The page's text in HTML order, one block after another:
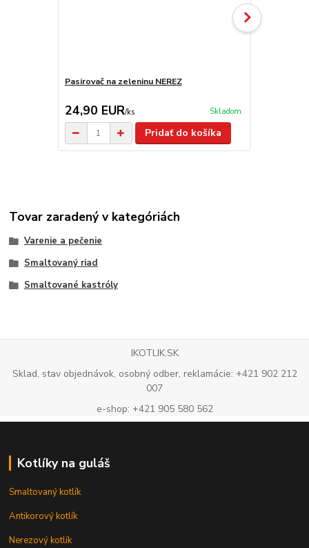
Pasirovač na zeleninu NEREZ
24,90 EUR/ks Skladom
Pridať do košíka
Tovar zaradený v kategóriách
Varenie a pečenie
Smaltovaný riad
Smaltované kastróly
IKOTLIK.SK
Sklad, stav objednávok, osobný odber, reklamácie: +421 902 212
007
e-shop: +421 905 580 562
Kotlíky na guláš
Smaltovaný kotlík
Antikorový kotlík
Nerezový kotlík